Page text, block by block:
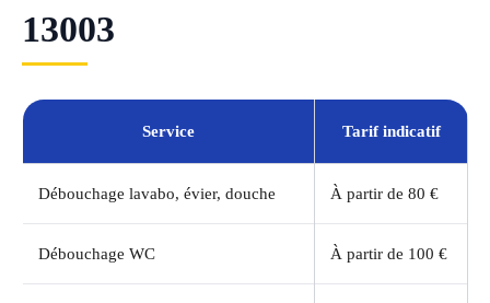
13003
Service Tarif indicatif
Débouchage lavabo, évier, douche À partir de 80 €
Débouchage WC À partir de 100 €